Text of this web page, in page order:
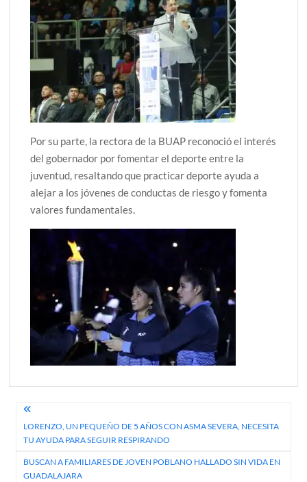
Por su parte, la rectora de la BUAP reconoció el interés
del gobernador por fomentar el deporte entre la
juventud, resaltando que practicar deporte ayuda a
alejar a los jóvenes de conductas de riesgo y fomenta
valores fundamentales.
Navegación
de
entradas
LORENZO, UN PEQUEÑO DE 5 AÑOS CON ASMA SEVERA, NECESITA
TU AYUDA PARA SEGUIR RESPIRANDO
BUSCAN A FAMILIARES DE JOVEN POBLANO HALLADO SIN VIDA EN
GUADALAJARA